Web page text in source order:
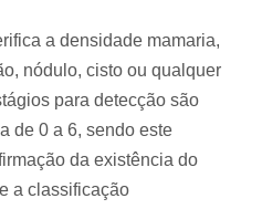
a densidade mamaria,
nódulo, cisto ou qualquer
para detecção são
de 0 a 6, sendo este
da existência do
a classificação